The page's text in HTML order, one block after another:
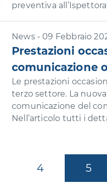
preventiva
News - 09 Febbraio
Prestazioni
comunicazione
Le prestazioni
terzo settore. La
comunicazione del
Nell’articolo tutti i
4 5